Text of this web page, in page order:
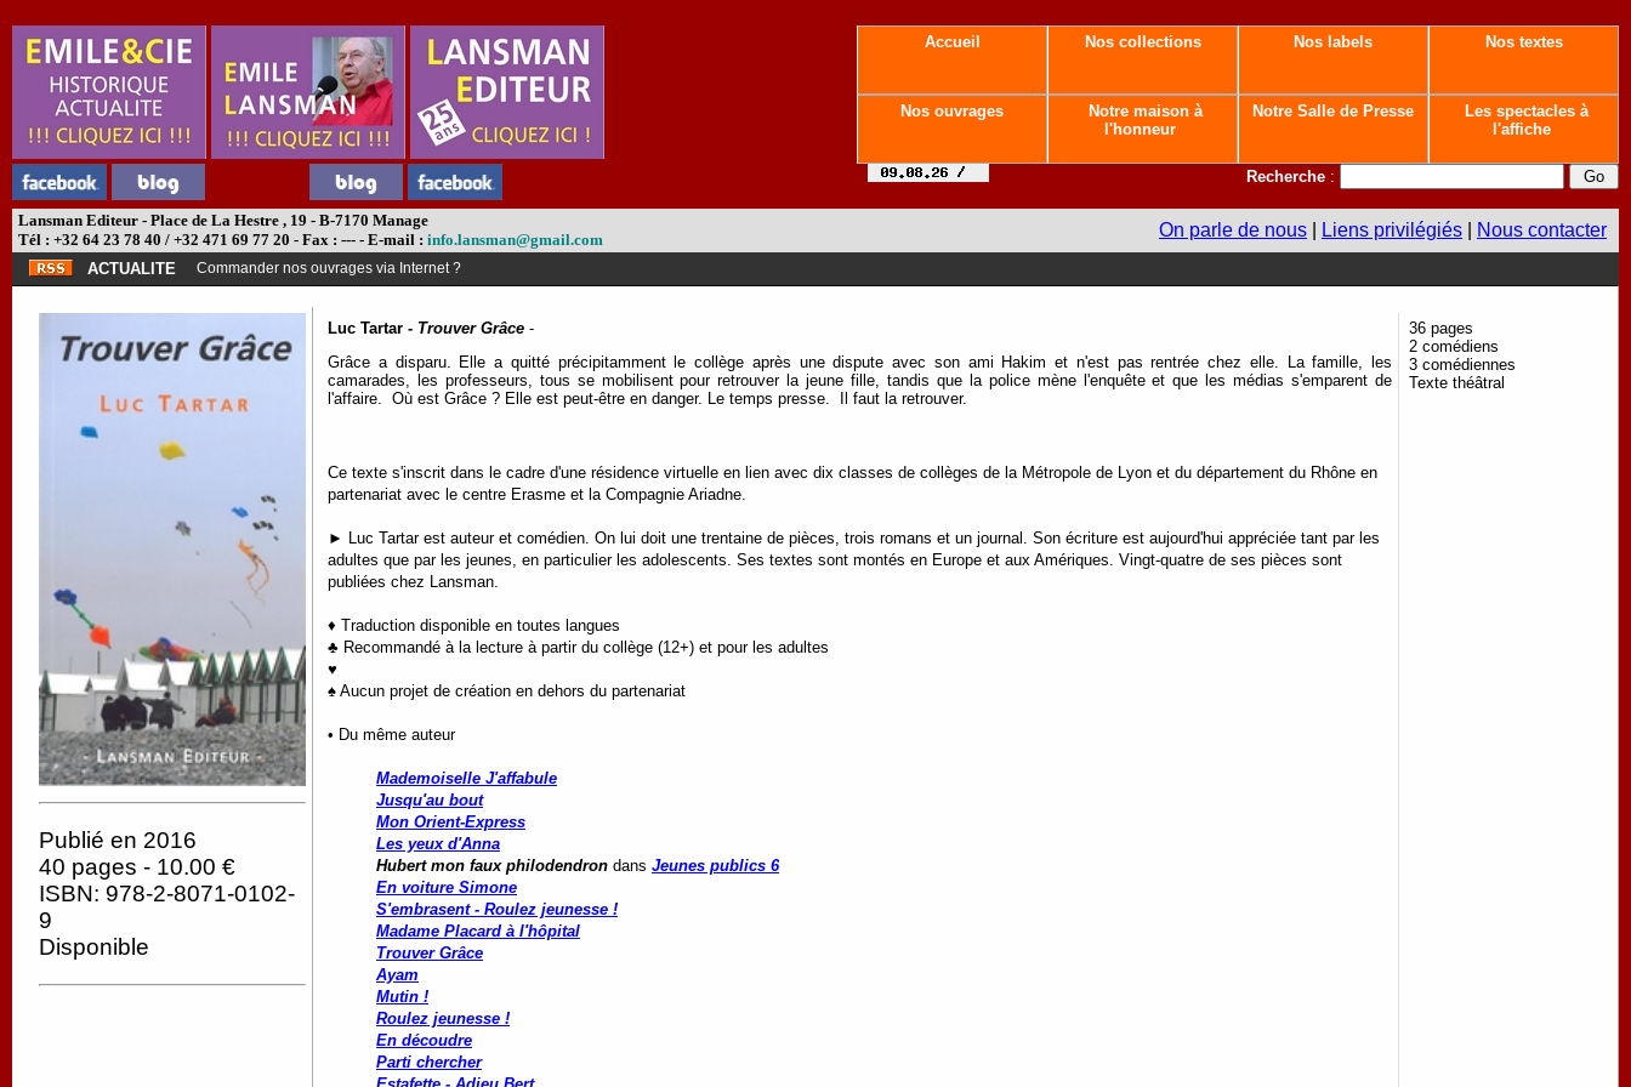
Accueil Nos collections Nos labels Nos textes
Nos ouvrages
Notre maison à
l'honneur
Notre Salle de Presse
Les spectacles à
l'affiche
Recherche :
Lansman Editeur - Place de La Hestre , 19 - B-7170 Manage
Tél : +32 64 23 78 40 / +32 471 69 77 20 - Fax : --- - E-mail : info.lansman@gmail.com On parle de nous Liens privilégiés Nous contacter
ACTUALITE Commander nos ouvrages via Internet ?
Publié en 2016
40 pages - 10.00 €
ISBN: 978-2-8071-0102-
9
Disponible
Luc Tartar - Trouver Grâce -
Grâce a disparu. Elle a quitté précipitamment le collège après une dispute avec son ami Hakim et n'est pas rentrée chez elle.
La famille, les
camarades, les professeurs, tous se mobilisent pour retrouver la jeune fille, tandis que la police mène l'enquête et que les médias s'emparent de
l'affaire. Où est Grâce ? Elle est peut-être en danger. Le temps presse. Il faut la retrouver.
Ce texte s'inscrit dans le cadre d'une résidence virtuelle en lien avec dix classes de collèges de la Métropole de Lyon et du département du Rhône en
partenariat avec le centre Erasme et la Compagnie Ariadne.
► Luc Tartar est auteur et comédien. On lui doit une trentaine de pièces, trois romans et un journal. Son écriture est aujourd'hui appréciée tant par les
adultes que par les jeunes, en particulier les adolescents. Ses textes sont montés en Europe et aux Amériques. Vingt-quatre de ses pièces sont
publiées chez Lansman.
♦ Traduction disponible en toutes langues
♣ Recommandé à la lecture à partir du collège (12+) et pour les adultes
♥
♠ Aucun projet de création en dehors du partenariat
• Du même auteur
Mademoiselle J'affabule
Jusqu'au bout
Mon Orient-Express
Les yeux d'Anna
Hubert mon faux philodendron dans Jeunes publics 6
En voiture Simone
S'embrasent - Roulez jeunesse !
Madame Placard à l'hôpital
Trouver Grâce
Ayam
Mutin !
Roulez jeunesse !
En découdre
Parti chercher
36 pages
2 comédiens
3 comédiennes
Texte théâtral